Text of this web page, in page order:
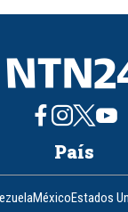
País
MéxicoEstados